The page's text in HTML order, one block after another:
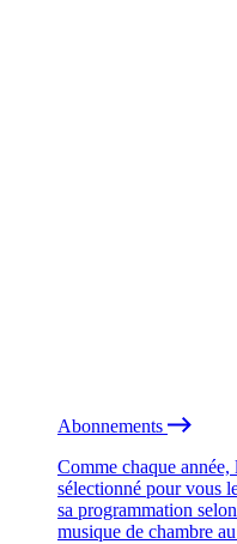
Abonnements
Comme chaque
sélectionné pour vous
sa programmation
musique de chambre